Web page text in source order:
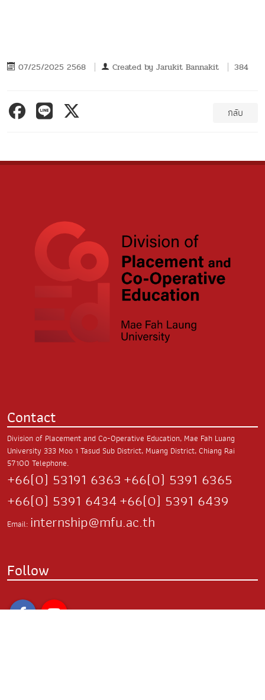
07/25/2025 2568 Created by Jarukit Bannakit 384
กลับ
Contact
Division of Placement and Co-Operative Education, Mae Fah Luang
University 333 Moo 1 Tasud Sub District, Muang District, Chiang Rai
57100 Telephone.
+66(0) 53191 6363+66(0) 5391 6365
+66(0) 5391 6434+66(0) 5391 6439
Email: internship@mfu.ac.th
Follow